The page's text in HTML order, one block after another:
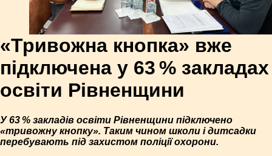
«Тривожна кнопка» вже
підключена у 63 % закладах
освіти Рівненщини
У 63 % закладів освіти Рівненщини підключено
«тривожну кнопку». Таким чином школи і дитсадки
перебувають під захистом поліції охорони.